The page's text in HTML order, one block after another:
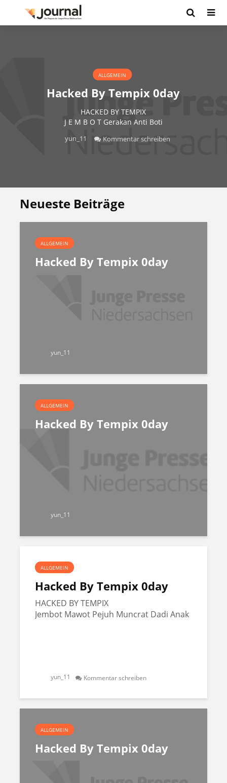
ALLGEMEIN
Hacked By Tempix 0day
HACKED BY TEMPIX
J E M B O T Gerakan Anti Boti
yun_11 Kommentar schreiben
Neueste Beiträge
ALLGEMEIN
Hacked By Tempix 0day
yun_11
ALLGEMEIN
Hacked By Tempix 0day
yun_11
ALLGEMEIN
Hacked By Tempix 0day
HACKED BY TEMPIX
Jembot Mawot Pejuh Muncrat Dadi Anak
yun_11 Kommentar schreiben
ALLGEMEIN
Hacked By Tempix 0day